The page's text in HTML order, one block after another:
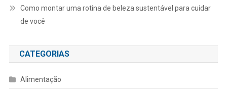
Como montar uma rotina de beleza sustentável para cuidar
de você
CATEGORIAS
Alimentação